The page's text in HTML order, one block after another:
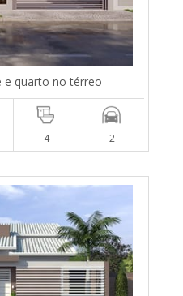
e quarto no térreo
4 2